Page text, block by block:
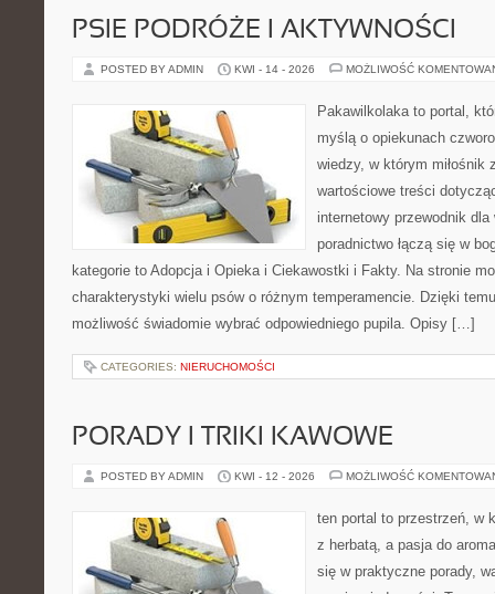
PSIE PODRÓŻE I AKTYWNOŚCI
POSTED BY ADMIN KWI - 14 - 2026 MOŻLIWOŚĆ
Pakawilkolaka to portal,
myślą o opiekunach
wiedzy, w którym miłośnik
wartościowe treści
internetowy przewodnik
poradnictwo łączą się w
kategorie to Adopcja i Opieka i Ciekawostki i Fakty. Na stronie
charakterystyki wielu psów o różnym temperamencie. Dzięki
możliwość świadomie wybrać odpowiedniego pupila. Opisy […]
CATEGORIES: NIERUCHOMOŚCI
PORADY I TRIKI KAWOWE
POSTED BY ADMIN KWI - 12 - 2026 MOŻLIWOŚĆ
ten portal to przestrzeń, w
z herbatą, a pasja do
się w praktyczne porady,